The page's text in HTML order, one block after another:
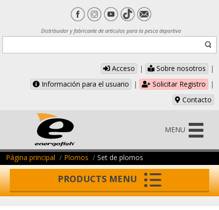
Distribuidor y fabricante de artículos para la pesca deportiva
Acceso | Sobre nosotros
|
Información para el usuario
| Solicitar Registro
|
Contacto
MENU
Página principal Plomos Set de plomos
PRODUCTS MENU